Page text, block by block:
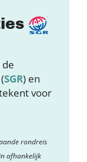
SGR) en
voor
rondreis
afhankelijk